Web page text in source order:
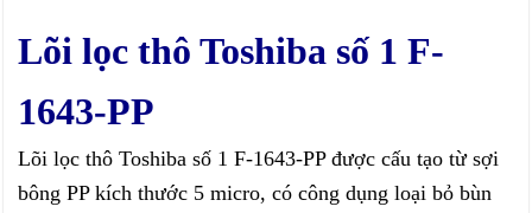
Lõi lọc thô Toshiba số 1 F-
1643-PP
Lõi lọc thô Toshiba số 1 F-1643-PP được cấu tạo từ sợi
bông PP kích thước 5 micro, có công dụng loại bỏ bùn